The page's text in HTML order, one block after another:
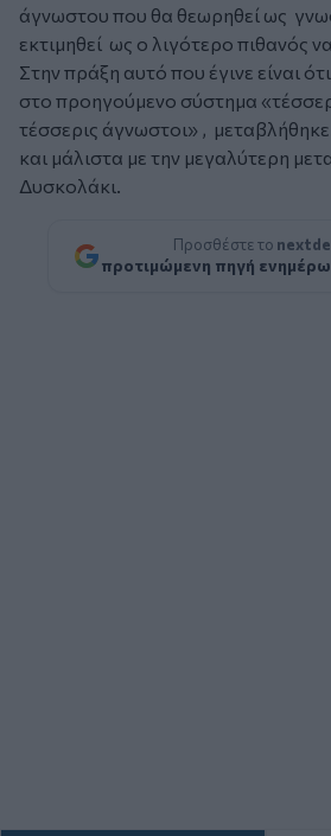
άγνωστου που θα θεωρηθεί ως
εκτιμηθεί ως ο λιγότερο πιθανός
Στην πράξη αυτό που έγινε είναι
στο προηγούμενο σύστημα
τέσσερις άγνωστοι» ,
και μάλιστα με την μεγαλύτερη
Δυσκολάκι.
Προσθέστε το
προτιμώμενη πηγή